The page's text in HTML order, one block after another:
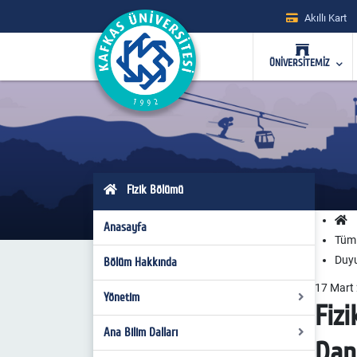
Akıllı Kart
ÜNİVERSİTEMİZ
Fizik Bölümü
Anasayfa
Bölüm Hakkında
Yönetim
Bölüm Başkanı
Ana Bilim Dalları
17 Mart